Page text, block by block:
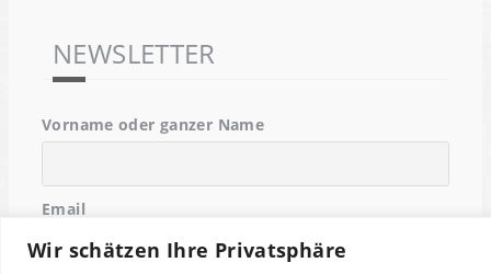
Wir schätzen Ihre Privatsphäre
NEWSLETTER
Vorname oder ganzer Name
Email